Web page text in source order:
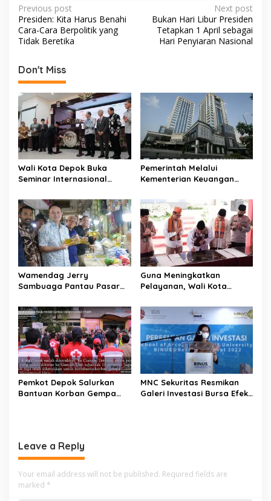
P
o
s
t
n
a
v
i
g
a
t
i
o
n
Previous post
Presiden: Kita Harus Benahi
Cara-Cara Berpolitik yang
Tidak Beretika
Next post
Bukan Hari Libur Presiden
Tetapkan 1 April sebagai
Hari Penyiaran Nasional
Don't Miss
Wali Kota Depok Buka
Seminar Internasional
Workshop 2023
Pemerintah Melalui
Kementerian Keuangan
Mencapai 60-80 Persen
Wamendag Jerry
Sambuaga Pantau Pasar
Ketersediaan Bapok Aman
dan Harga Terkendali
Guna Meningkatkan
Pelayanan, Wali Kota
Resmikan Rehabilitasi 11
Kantor Pemerintahan
Pemkot Depok Salurkan
Bantuan Korban Gempa
MNC Sekuritas Resmikan
Galeri Investasi Bursa Efek
Leave a Reply
Your email address will not be published. Required fields are
marked *